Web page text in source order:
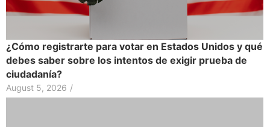
¿Cómo registrarte para votar en Estados Unidos y qué
debes saber sobre los intentos de exigir prueba de
ciudadanía?
August 5, 2026 /